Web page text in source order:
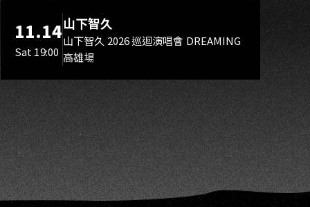
11.14
Sat 19:00
山下智久
山下智久 2026 巡迴演唱會 DREAMING
高雄場